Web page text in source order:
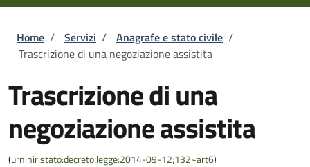
Briciole di pane
Home / Servizi / Anagrafe e stato civile /
Trascrizione di una negoziazione assistita
Trascrizione di una
negoziazione assistita
(urn:nir:stato:decreto.legge:2014-09-12;132~art6)